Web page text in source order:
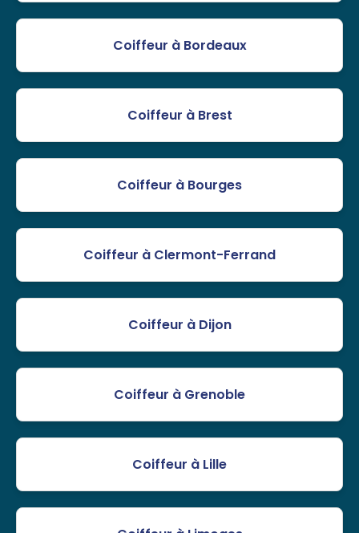
Coiffeur à Bordeaux
Coiffeur à Brest
Coiffeur à Bourges
Coiffeur à Clermont-Ferrand
Coiffeur à Dijon
Coiffeur à Grenoble
Coiffeur à Lille